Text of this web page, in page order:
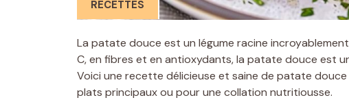
RECETTES
La patate douce est un légume racine
C, en fibres et en antioxydants, la patate douce est
Voici une recette délicieuse et saine de patate
plats principaux ou pour une collation nutritiousse.